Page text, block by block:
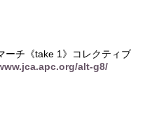
チ《take 1》コレクティブ
alt-g8/